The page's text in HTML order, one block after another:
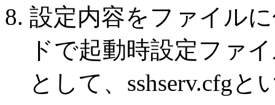
設定内容をファイル
ドで起動時設定ファ
として、sshserv.cfg